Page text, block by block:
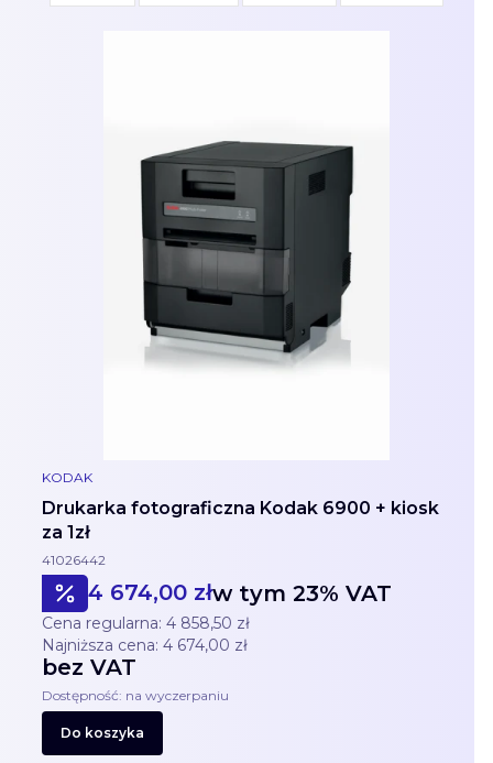
41026442
Drukarka fotograficzna Kodak 6900 + kiosk
za 1zł
PRODUCENT
KODAK
Cena promocyjna brutto
4 674,00 złw tym 23% VAT
Cena regularna: 4 858,50 zł
Najniższa cena: 4 674,00 zł
Cena netto
bez VAT
Dostępność: na wyczerpaniu
Do koszyka